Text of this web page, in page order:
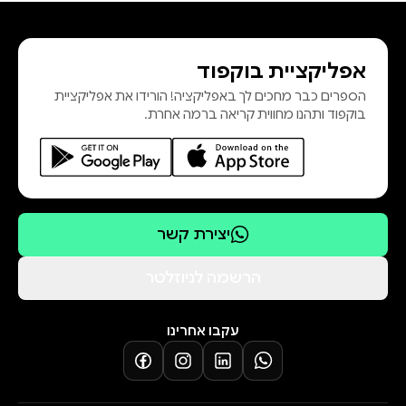
סקירה פילוסופית מעמיקה וממוסמכת,
אך עם זאת סיפורית, נגישה וקולחת,
של ההגות וההוגים סביב אחת
התופעות המכ
אפליקציית בוקפוד
הספרים כבר מחכים לך באפליקציה! הורידו את אפליקציית
בוקפוד ותהנו מחווית קריאה ברמה אחרת.
יצירת קשר
עקבו אחרינו